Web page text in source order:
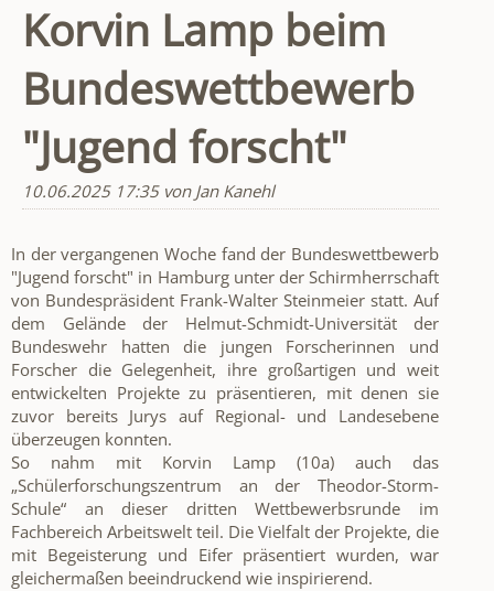
Korvin Lamp beim
Bundeswettbewerb
"Jugend forscht"
10.06.2025 17:35von Jan Kanehl
In der vergangenen Woche fand der Bundeswettbewerb
"Jugend forscht" in Hamburg unter der Schirmherrschaft
von Bundespräsident Frank-Walter Steinmeier statt. Auf
dem Gelände der Helmut-Schmidt-Universität der
Bundeswehr hatten die jungen Forscherinnen und
Forscher die Gelegenheit, ihre großartigen und weit
entwickelten Projekte zu präsentieren, mit denen sie
zuvor bereits Jurys auf Regional- und Landesebene
überzeugen konnten.
So nahm mit Korvin Lamp (10a) auch das
„Schülerforschungszentrum an der Theodor-Storm-
Schule“ an dieser dritten Wettbewerbsrunde im
Fachbereich Arbeitswelt teil. Die Vielfalt der Projekte, die
mit Begeisterung und Eifer präsentiert wurden, war
gleichermaßen beeindruckend wie inspirierend.